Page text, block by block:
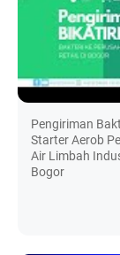
Pengiriman
Starter Aerob
Air Limbah
Bogor